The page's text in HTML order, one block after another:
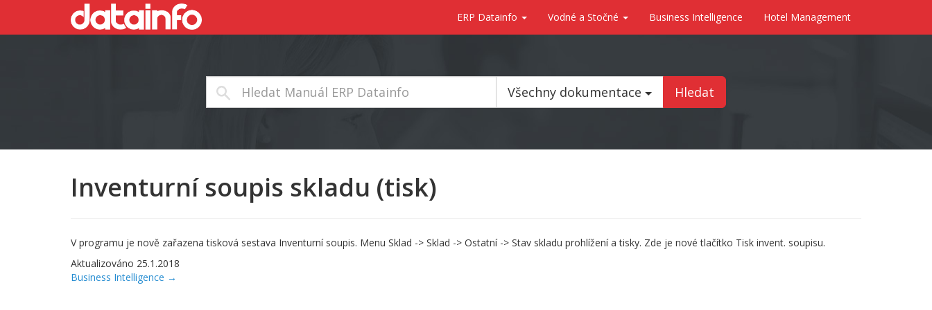
ERP Datainfo Vodné a Stočné Business Intelligence Hotel Management
Všechny dokumentace Hledat
Inventurní soupis skladu (tisk)
V programu je nově zařazena tisková sestava Inventurní soupis. Menu Sklad -> Sklad -> Ostatní -> Stav skladu prohlížení a tisky. Zde je nové tlačítko Tisk invent. soupisu.
Aktualizováno 25.1.2018
Navigace
Business Intelligence →